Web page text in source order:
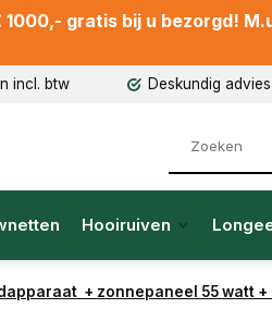
gratis bij u bezorgd!
incl. btw Deskundig
Hooiruiven
+ zonnepaneel 55 watt